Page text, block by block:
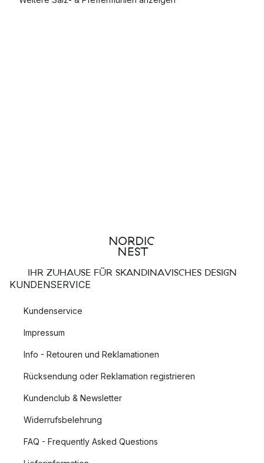
IHR ZUHAUSE FÜR SKANDINAVISCHES DESIGN
KUNDENSERVICE
Kundenservice
Impressum
Info - Retouren und Reklamationen
Rücksendung oder Reklamation registrieren
Kundenclub & Newsletter
Widerrufsbelehrung
FAQ - Frequently Asked Questions